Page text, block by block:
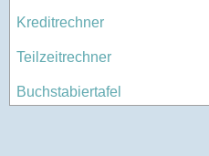
Kreditrechner
Teilzeitrechner
Buchstabiertafel